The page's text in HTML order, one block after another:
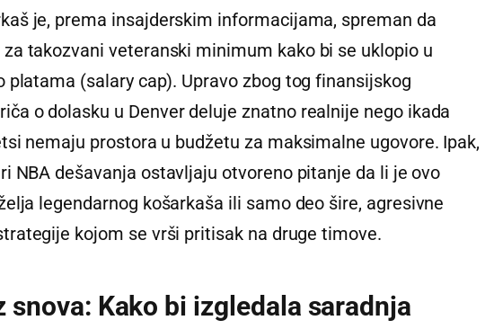
je, prema insajderskim informacijama, spreman da
takozvani veteranski minimum kako bi se uklopio u
platama (salary cap). Upravo zbog tog finansijskog
o dolasku u Denver deluje znatno realnije nego ikada
nemaju prostora u budžetu za maksimalne ugovore. Ipak,
NBA dešavanja ostavljaju otvoreno pitanje da li je ovo
legendarnog košarkaša ili samo deo šire, agresivne
kojom se vrši pritisak na druge timove.
snova: Kako bi izgledala saradnja